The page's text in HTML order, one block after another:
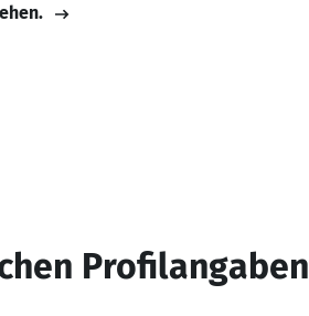
Profilangaben